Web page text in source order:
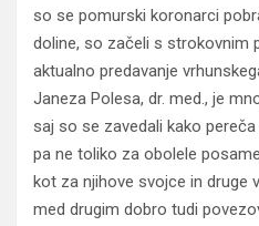
so se pomurski koronarci
doline, so začeli s strokovnim
aktualno predavanje
Janeza Polesa, dr. med., je
saj so se zavedali kako
pa ne toliko za obolele
kot za njihove svojce in druge
med drugim dobro tudi